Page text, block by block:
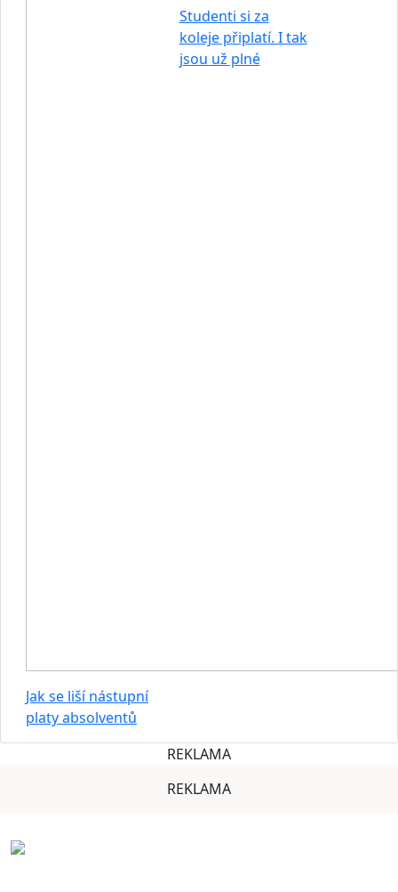
Jak se liší nástupní
platy absolventů
Studenti si za
koleje připlatí. I tak
jsou už plné
REKLAMA
REKLAMA